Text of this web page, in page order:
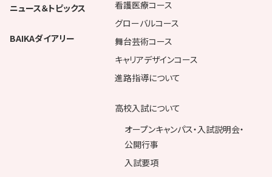
ニュース＆トピックス
BAIKAダイアリー
看護医療コース
グローバルコース
舞台芸術コース
キャリアデザインコース
進路指導について
高校入試について
オープンキャンパス・入試説明会・
公開行事
入試要項